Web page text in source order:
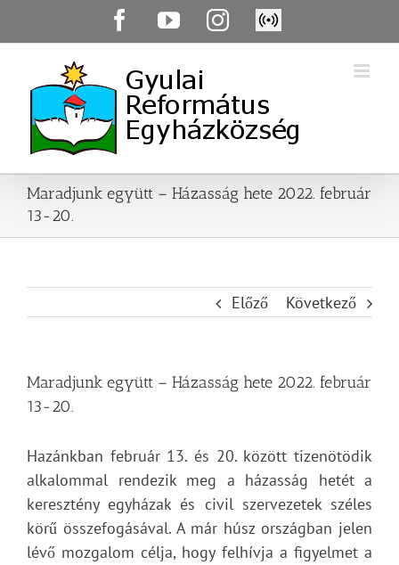
FacebookYouTubeInstagram
Élő
közvetítés
Maradjunk együtt – Házasság hete 2022. február
13-20.
Előző Következő
Maradjunk együtt – Házasság hete 2022. február
13-20.
Hazánkban február 13. és 20. között tizenötödik
alkalommal rendezik meg a házasság hetét a
keresztény egyházak és civil szervezetek széles
körű összefogásával. A már húsz országban jelen
lévő mozgalom célja, hogy felhívja a figyelmet a